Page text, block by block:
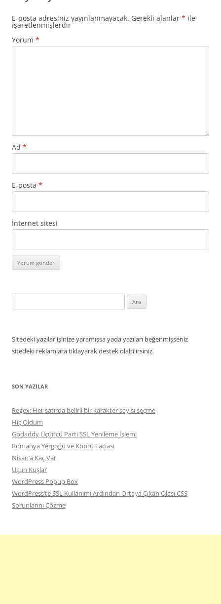
E-posta adresiniz yayınlanmayacak. Gerekli alanlar * ile
işaretlenmişlerdir
Yorum *
Ad *
E-posta *
İnternet sitesi
Sitedeki yazılar işinize yaramışsa yada yazıları beğenmişseniz
sitedeki reklamlara tıklayarak destek olabilirsiniz.
SON YAZILAR
Regex: Her satırda belirli bir karakter sayısı seçme
Hiç Oldum
Godaddy Üçüncü Parti SSL Yenileme İşlemi
Romanya Yergöğü ve Köprü Faciası
Nisan’a Kaç Var
Uçun Kuşlar
WordPress Popup Box
WordPress’te SSL Kullanımı Ardından Ortaya Çıkan Olası CSS
Sorunlarını Çözme